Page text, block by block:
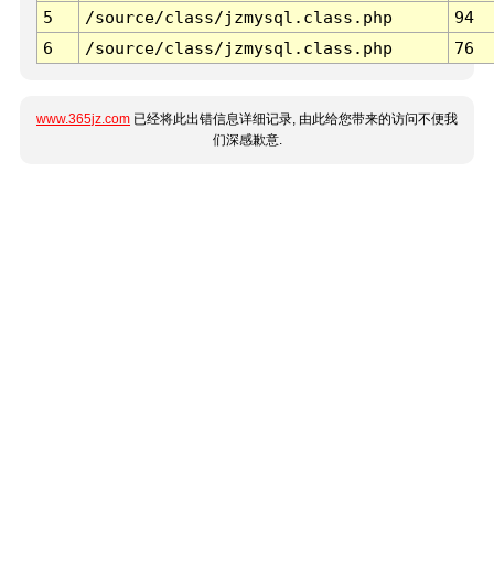
5
/source/class/jzmysql.class.php
94
6
/source/class/jzmysql.class.php 76
www.365jz.com 已经将此出错信息详细记录, 由此给您带来的访问不便我
们深感歉意.